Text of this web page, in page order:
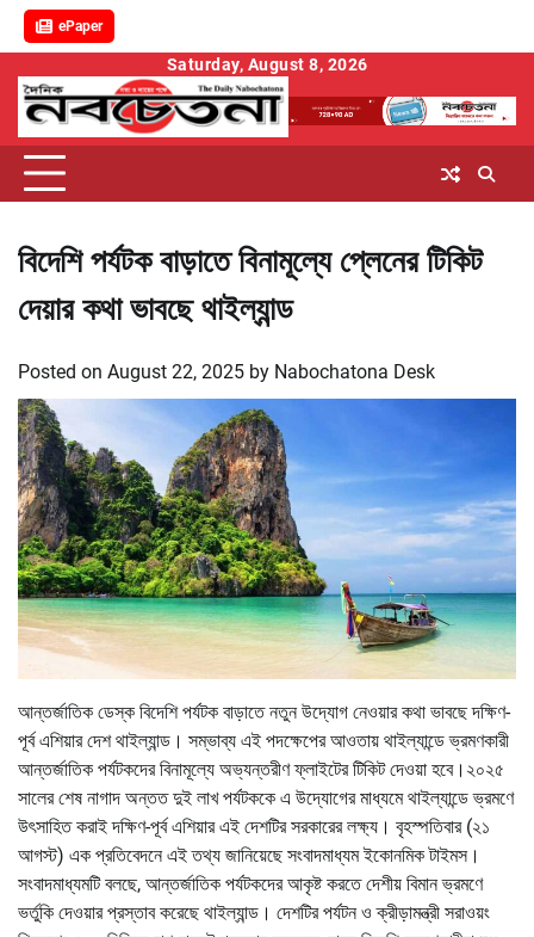
ePaper
content
Saturday, August 8, 2026
বিদেশি পর্যটক বাড়াতে বিনামূল্যে প্লেনের টিকিট
দেয়ার কথা ভাবছে থাইল্যান্ড
Posted on August 22, 2025 by Nabochatona Desk
আন্তর্জাতিক ডেস্ক বিদেশি পর্যটক বাড়াতে নতুন উদ্যোগ নেওয়ার কথা ভাবছে দক্ষিণ-
পূর্ব এশিয়ার দেশ থাইল্যান্ড। সম্ভাব্য এই পদক্ষেপের আওতায় থাইল্যান্ডে ভ্রমণকারী
আন্তর্জাতিক পর্যটকদের বিনামূল্যে অভ্যন্তরীণ ফ্লাইটের টিকিট দেওয়া হবে।২০২৫
সালের শেষ নাগাদ অন্তত দুই লাখ পর্যটককে এ উদ্যোগের মাধ্যমে থাইল্যান্ডে ভ্রমণে
উৎসাহিত করাই দক্ষিণ-পূর্ব এশিয়ার এই দেশটির সরকারের লক্ষ্য। বৃহস্পতিবার (২১
আগস্ট) এক প্রতিবেদনে এই তথ্য জানিয়েছে সংবাদমাধ্যম ইকোনমিক টাইমস।
সংবাদমাধ্যমটি বলছে, আন্তর্জাতিক পর্যটকদের আকৃষ্ট করতে দেশীয় বিমান ভ্রমণে
ভর্তুকি দেওয়ার প্রস্তাব করেছে থাইল্যান্ড। দেশটির পর্যটন ও ক্রীড়ামন্ত্রী সরাওয়ং